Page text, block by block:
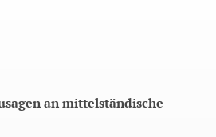
an mittelständische